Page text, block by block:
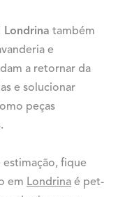
também
e
a retornar da
e solucionar
peças
estimação, fique
em Londrina é pet-